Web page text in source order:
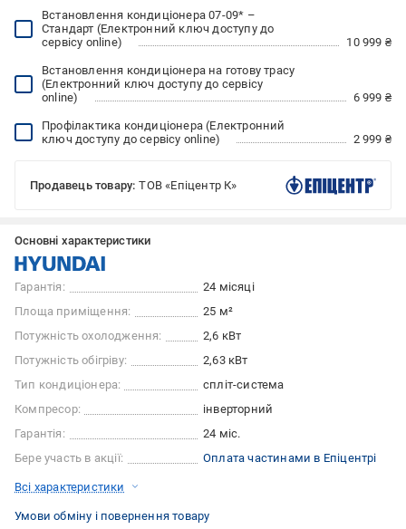
Встановлення кондиціонера 07-09* –
Стандарт (Електронний ключ доступу до
сервісу online)
10 999 ₴
Встановлення кондиціонера на готову трасу
(Електронний ключ доступу до сервісу
online)
6 999 ₴
Профілактика кондиціонера (Електронний
ключ доступу до сервісу online)
2 999 ₴
Продавець товару: ТОВ «Епіцентр К»
Основні характеристики
Гарантія:
24 місяці
Площа приміщення:
25 м²
Потужність охолодження:
2,6 кВт
Потужність обігріву:
2,63 кВт
Тип кондиціонера:
спліт-система
Компресор:
інверторний
Гарантія:
24 міс.
Бере участь в акції:
Оплата частинами в Епіцентрі
Всі характеристики
Умови обміну і повернення товару